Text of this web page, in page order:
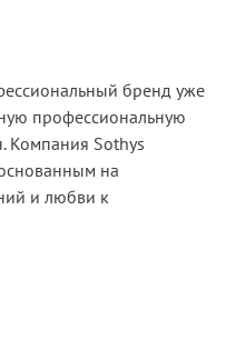
бренд уже
профессиональную
Компания Sothys
на
и любви к